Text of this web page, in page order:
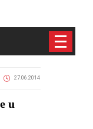
27.06.2014
u